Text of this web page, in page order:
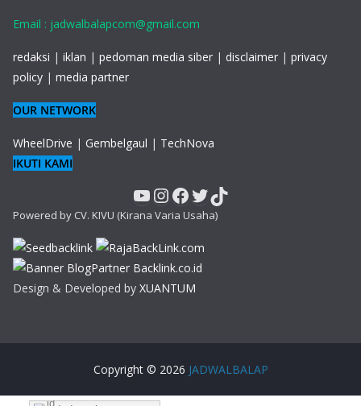
Email : jadwalbalapcom@gmail.com
redaksi | iklan | pedoman media siber | disclaimer | privacy
policy | media partner
OUR NETWORK
WheelDrive | Gembelgaul | TechNova
IKUTI KAMI
YouTube
Instagram
Facebook
Twitter
TikTok
Powered by CV. KIVU (Kirana Varia Usaha)
Design & Developed by XUANTUM
Copyright © 2026 JADWALBALAP